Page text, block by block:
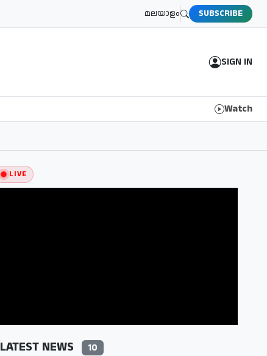
മലയാളം SUBSCRIBE
SIGN IN
Watch
LIVE
LATEST NEWS 10